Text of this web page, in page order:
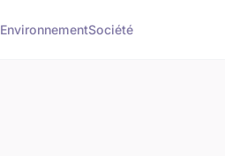
EnvironnementSociété